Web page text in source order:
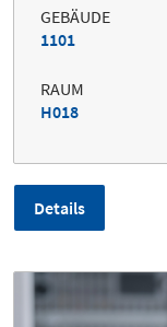
GEBÄUDE
1101
RAUM
H018
Details